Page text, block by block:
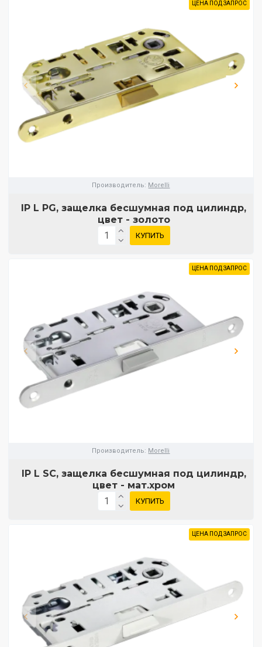
ЦЕНА ПОД ЗАПРОС
Производитель: Morelli
IP L PG, защелка бесшумная под цилиндр,
цвет - золото
КУПИТЬ
ЦЕНА ПОД ЗАПРОС
Производитель: Morelli
IP L SC, защелка бесшумная под цилиндр,
цвет - мат.хром
КУПИТЬ
ЦЕНА ПОД ЗАПРОС